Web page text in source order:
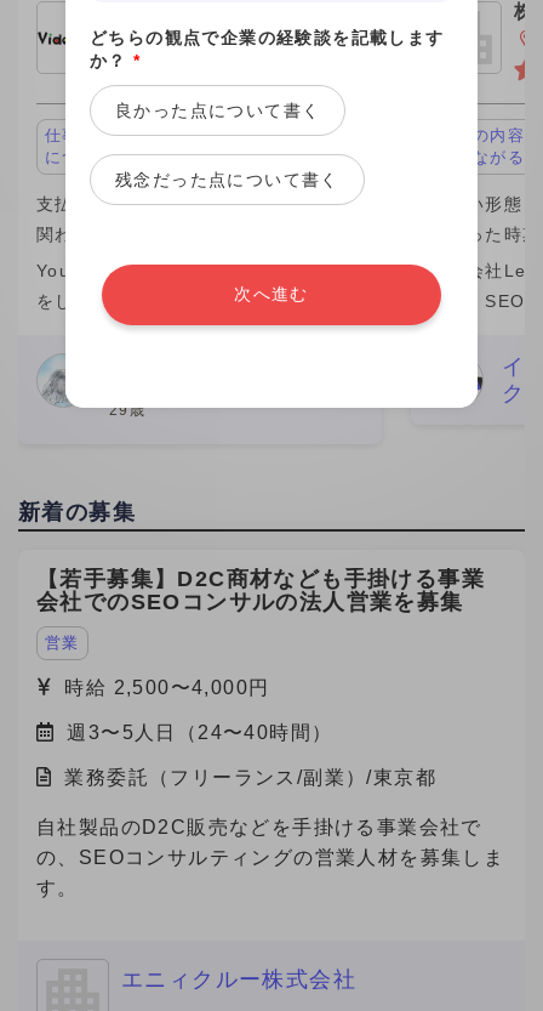
東京都新宿区
仕事の内容が面白い、キャリアアップ
につながる
支払い形態：1制作 ￥10,000
関わった時期：2026年
YouTubeなどを中心に動画編集の業務
をしています。 私自身、この1年間(仕
事の期間）は成長を感じられた期間で
素直に嬉しいです。 そのきっかけをく
れたのがビデオチューブさんでした。
実は、最初にネット
29歳
株
ｈ
仕事の内容
につながる
支払い形態
関わった時
株式会社
では、SEO
ら分析改善
た。特に、
イ
ク
新着の募集
【若手募集】D2C商材なども手掛ける事業
会社でのSEOコンサルの法人営業を募集
営業
時給 2,500〜4,000円
週3〜5人日（24〜40時間）
業務委託（フリーランス/副業）/東京都
自社製品のD2C販売などを手掛ける事業会社で
の、SEOコンサルティングの営業人材を募集しま
す。
エニィクルー株式会社
どちらの観点で企業の経験談を記載します
か？
*
良かった点について書く
残念だった点について書く
次へ進む